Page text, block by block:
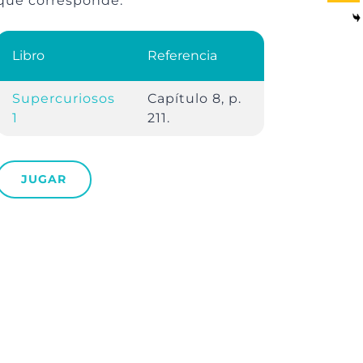
Libro Referencia
Supercuriosos
1
Capítulo 8, p.
211.
JUGAR